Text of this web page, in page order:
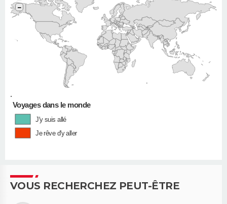
•
−
Voyages dans le monde
J'y suis allé
Je rêve d'y aller
VOUS RECHERCHEZ PEUT-ÊTRE